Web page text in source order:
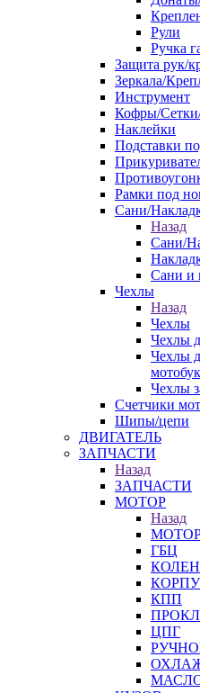
Рули
Ручка
Защита рук/
Зеркала/
Инструмент
Кофры/
Наклейки
Подставки
Рамки под
Сани/
Назад
Сани/
Сани и
Чехлы
Назад
Чехлы
Чехлы
Чехлы
Чехлы
Счетчики
Шипы/цепи
ДВИГАТЕЛЬ
ЗАПЧАСТИ
Назад
ЗАПЧАСТИ
МОТОР
Назад
ГБЦ
КПП
ЦПГ